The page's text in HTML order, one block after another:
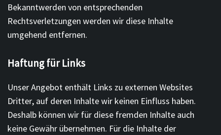
Bekanntwerden von entsprechenden
Rechtsverletzungen werden wir diese Inhalte
umgehend entfernen.
Haftung für Links
Unser Angebot enthält Links zu externen Websites
Dritter, auf deren Inhalte wir keinen Einfluss haben.
Deshalb können wir für diese fremden Inhalte auch
keine Gewähr übernehmen. Für die Inhalte der